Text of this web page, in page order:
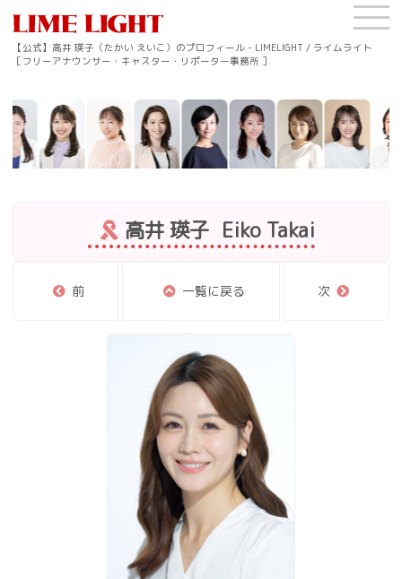
【公式】高井 瑛子（たかい えいこ）のプロフィール - LIMELIGHT / ライムライト
［フリーアナウンサー・キャスター・リポーター事務所 ］
高井 瑛子 Eiko Takai
前 一覧に戻る 次